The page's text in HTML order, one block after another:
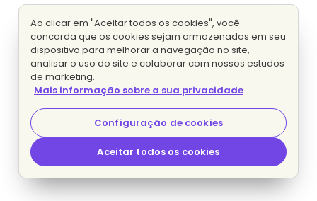
Ao clicar em "Aceitar todos os cookies", você
concorda que os cookies sejam armazenados em seu
dispositivo para melhorar a navegação no site,
analisar o uso do site e colaborar com nossos estudos
de marketing.
Mais informação sobre a sua privacidade
Configuração de cookies
Aceitar todos os cookies